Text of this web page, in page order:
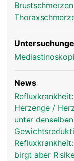
News
Herzenge /
unter
birgt aber